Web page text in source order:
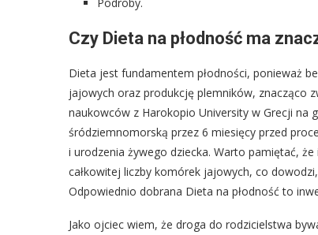
Czy Dieta na płodność ma
Dieta jest fundamentem płodności, ponieważ
jajowych oraz produkcję plemników, znacząco
naukowców z Harokopio University w Grecji na
śródziemnomorską przez 6 miesięcy przed
i urodzenia żywego dziecka. Warto pamiętać,
całkowitej liczby komórek jajowych, co
Odpowiednio dobrana Dieta na płodność to
Jako ojciec wiem, że droga do rodzicielstwa